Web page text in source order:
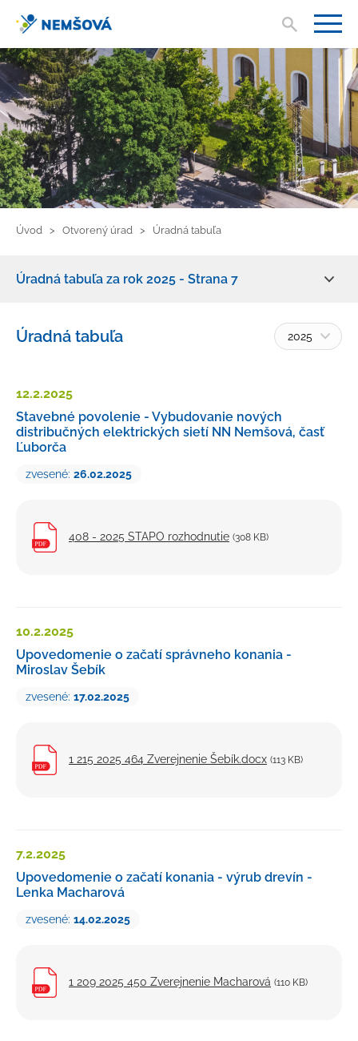
Úvod Otvorený úrad Úradná tabuľa
Úradná tabuľa za rok 2025 - Strana 7
Žiadosť o informácie
Rozpočet
Verejné obstarávanie
Cenníky mesta
Transparentný účet
Úradná tabuľa 2025
12.2.2025
Stavebné povolenie - Vybudovanie nových
distribučných elektrických sietí NN Nemšová, časť
Ľuborča
zvesené: 26.02.2025
408 - 2025 STAPO rozhodnutie (308 KB)
10.2.2025
Upovedomenie o začatí správneho konania -
Miroslav Šebík
zvesené: 17.02.2025
1 215 2025 464 Zverejnenie Šebík.docx (113 KB)
7.2.2025
Upovedomenie o začatí konania - výrub drevín -
Lenka Macharová
zvesené: 14.02.2025
1 209 2025 450 Zverejnenie Macharová (110 KB)